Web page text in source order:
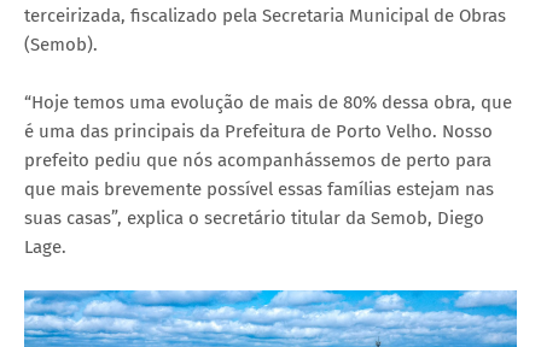
terceirizada, fiscalizado pela Secretaria Municipal de Obras
(Semob).
“Hoje temos uma evolução de mais de 80% dessa obra, que
é uma das principais da Prefeitura de Porto Velho. Nosso
prefeito pediu que nós acompanhássemos de perto para
que mais brevemente possível essas famílias estejam nas
suas casas”, explica o secretário titular da Semob, Diego
Lage.